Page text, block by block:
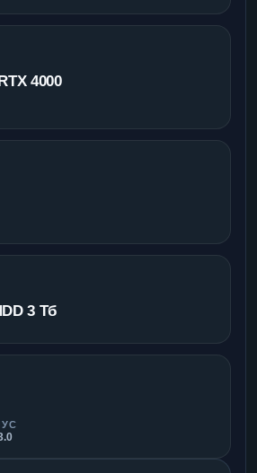
4000
3 Тб